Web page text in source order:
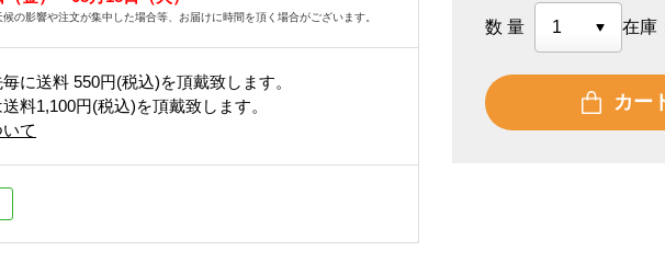
の影響や注文が集中した場合等、お届けに時間を頂く場合がございます。
に送料 550円(税込)を頂戴致します。
料1,100円(税込)を頂戴致します。
て
数量 在庫
カー